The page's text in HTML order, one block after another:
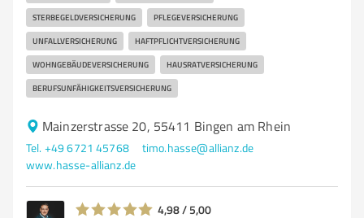
STERBEGELDVERSICHERUNG PFLEGEVERSICHERUNG
UNFALLVERSICHERUNG HAFTPFLICHTVERSICHERUNG
WOHNGEBÄUDEVERSICHERUNG HAUSRATVERSICHERUNG
BERUFSUNFÄHIGKEITSVERSICHERUNG
Mainzerstrasse 20, 55411 Bingen am Rhein
Tel. +49 6721 45768
timo.hasse@allianz.de
www.hasse-allianz.de
4,98 / 5,00